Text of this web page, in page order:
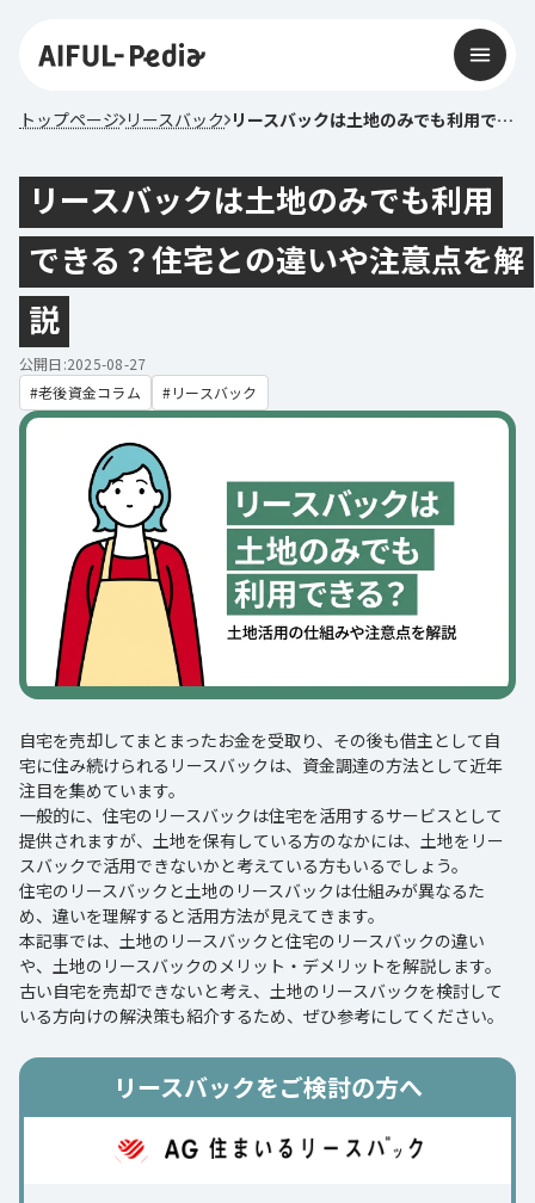
トップページ リースバック リースバックは土地のみでも利用できる？住宅との違いや注意点を解説
リースバックは土地のみでも利用
できる？住宅との違いや注意点を解
説
公開日:2025-08-27
老後資金コラム
リースバック
自宅を売却してまとまったお金を受取り、その後も借主として自
宅に住み続けられるリースバックは、資金調達の方法として近年
注目を集めています。
一般的に、住宅のリースバックは住宅を活用するサービスとして
提供されますが、土地を保有している方のなかには、土地をリー
スバックで活用できないかと考えている方もいるでしょう。
住宅のリースバックと土地のリースバックは仕組みが異なるた
め、違いを理解すると活用方法が見えてきます。
本記事では、土地のリースバックと住宅のリースバックの違い
や、土地のリースバックのメリット・デメリットを解説します。
古い自宅を売却できないと考え、土地のリースバックを検討して
いる方向けの解決策も紹介するため、ぜひ参考にしてください。
リースバックをご検討の方へ